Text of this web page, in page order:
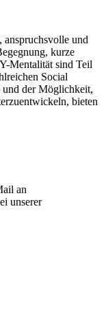
anspruchsvolle und
kurze
Mentalität sind Teil
Social
der Möglichkeit,
bieten
an
unserer